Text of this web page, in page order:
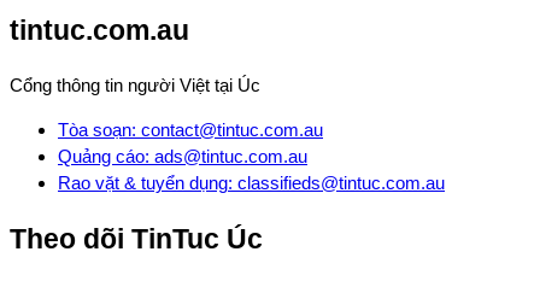
tintuc.com.au
Cổng thông tin người Việt tại Úc
Tòa soạn: contact@tintuc.com.au
Quảng cáo: ads@tintuc.com.au
Rao vặt & tuyển dụng: classifieds@tintuc.com.au
Theo dõi TinTuc Úc